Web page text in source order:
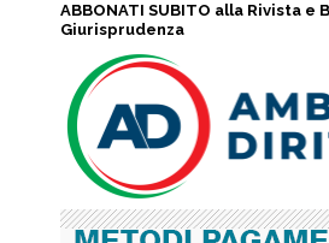
ABBONATI SUBITO alla Rivista e
Giurisprudenza